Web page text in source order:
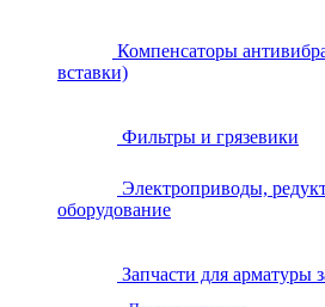
Компенсаторы
вставки)
Фильтры и грязевики
Электроприводы,
оборудование
Запчасти для арматуры